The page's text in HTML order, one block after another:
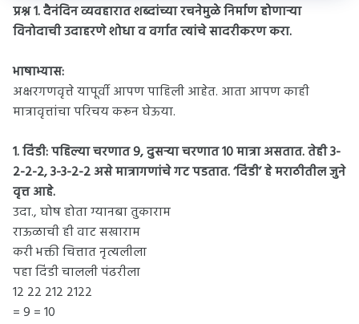
प्रश्न 1.दैनंदिन व्यवहारात शब्दांच्या रचनेमुळे निर्माण होणाऱ्या
विनोदाची उदाहरणे शोधा व वर्गात त्यांचे सादरीकरण करा.
भाषाभ्यास:
अक्षरगणवृत्ते यापूर्वी आपण पाहिली आहेत. आता आपण काही
मात्रावृत्तांचा परिचय करून घेऊया.
1. दिंडी: पहिल्या चरणात 9, दुसऱ्या चरणात 10 मात्रा असतात. तेही 3-
2-2-2, 3-3-2-2 असे मात्रागणांचे गट पडतात. ‘दिंडी’ हे मराठीतील जुने
वृत्त आहे.
उदा., घोष होता ग्यानबा तुकाराम
राऊळाची ही वाट सखाराम
करी भक्ती चित्तात नृत्यलीला
पहा दिंडी चालली पंढरीला
12 22 212 2122
= 9 = 10